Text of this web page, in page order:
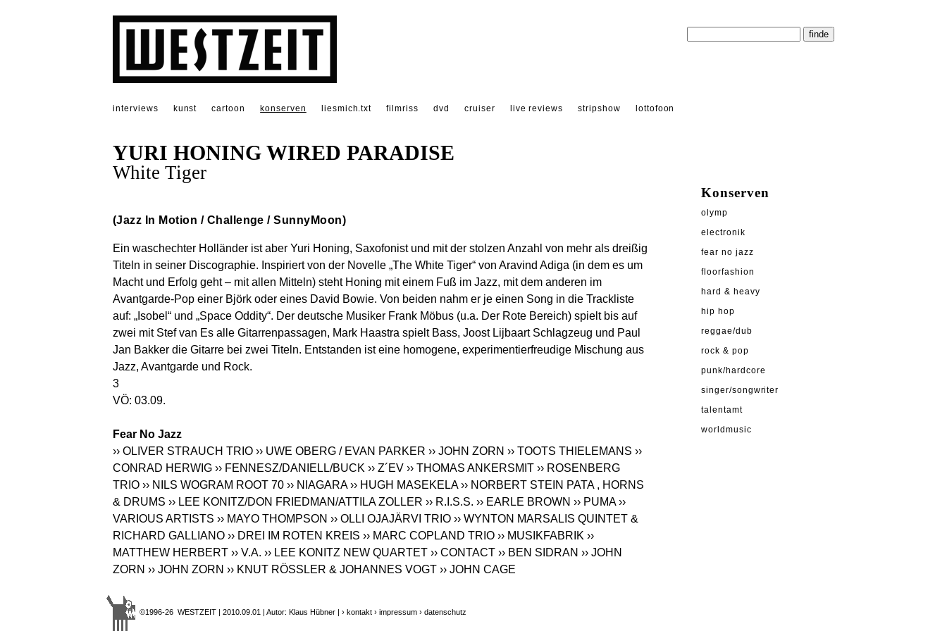
interviews kunst cartoon konserven liesmich.txt filmriss dvd cruiser live reviews stripshow lottofoon
YURI HONING WIRED PARADISE
White Tiger
(Jazz In Motion / Challenge / SunnyMoon)
Ein waschechter Holländer ist aber Yuri Honing, Saxofonist und mit der stolzen Anzahl von mehr als dreißig
Titeln in seiner Discographie. Inspiriert von der Novelle „The White Tiger“ von Aravind Adiga (in dem es um
Macht und Erfolg geht – mit allen Mitteln) steht Honing mit einem Fuß im Jazz, mit dem anderen im
Avantgarde-Pop einer Björk oder eines David Bowie. Von beiden nahm er je einen Song in die Trackliste
auf: „Isobel“ und „Space Oddity“. Der deutsche Musiker Frank Möbus (u.a. Der Rote Bereich) spielt bis auf
zwei mit Stef van Es alle Gitarrenpassagen, Mark Haastra spielt Bass, Joost Lijbaart Schlagzeug und Paul
Jan Bakker die Gitarre bei zwei Titeln. Entstanden ist eine homogene, experimentierfreudige Mischung aus
Jazz, Avantgarde und Rock.
3
VÖ: 03.09.
Fear No Jazz
›› OLIVER STRAUCH TRIO ›› UWE OBERG / EVAN PARKER ›› JOHN ZORN ›› TOOTS THIELEMANS ››
CONRAD HERWIG ›› FENNESZ/DANIELL/BUCK ›› Z´EV ›› THOMAS ANKERSMIT ›› ROSENBERG
TRIO ›› NILS WOGRAM ROOT 70 ›› NIAGARA ›› HUGH MASEKELA ›› NORBERT STEIN PATA , HORNS
& DRUMS ›› LEE KONITZ/DON FRIEDMAN/ATTILA ZOLLER ›› R.I.S.S. ›› EARLE BROWN ›› PUMA ››
VARIOUS ARTISTS ›› MAYO THOMPSON ›› OLLI OJAJÄRVI TRIO ›› WYNTON MARSALIS QUINTET &
RICHARD GALLIANO ›› DREI IM ROTEN KREIS ›› MARC COPLAND TRIO ›› MUSIKFABRIK ››
MATTHEW HERBERT ›› V.A. ›› LEE KONITZ NEW QUARTET ›› CONTACT ›› BEN SIDRAN ›› JOHN
ZORN ›› JOHN ZORN ›› KNUT RÖSSLER & JOHANNES VOGT ›› JOHN CAGE
©1996-26 WESTZEIT | 2010.09.01 | Autor: Klaus Hübner | › kontakt › impressum › datenschutz
Konserven
olymp
electronik
fear no jazz
floorfashion
hard & heavy
hip hop
reggae/dub
rock & pop
punk/hardcore
singer/songwriter
talentamt
worldmusic